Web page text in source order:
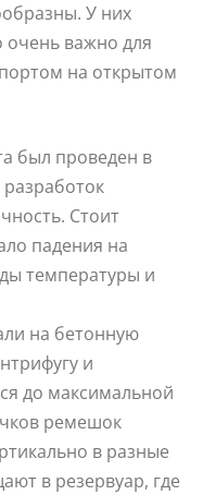
У них
очень важно для
на открытом
был проведен в
Стоит
падения на
температуры и
на бетонную
и
до максимальной
ремешок
в разные
в резервуар, где